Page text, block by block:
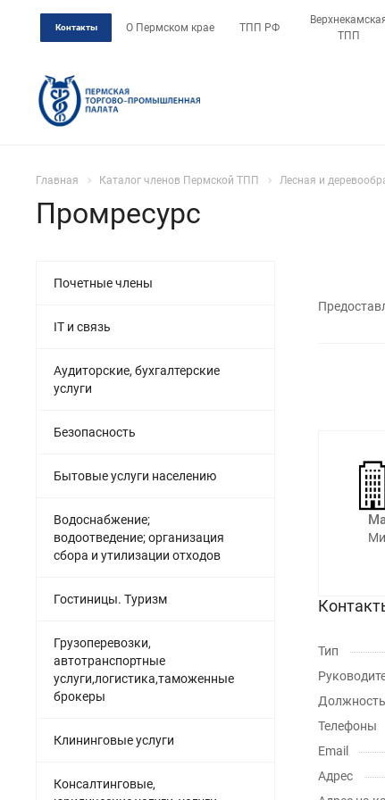
Контакты О Пермском крае ТПП РФ
ТПП
Главная Каталог членов Пермской ТПП Лесная и
Промресурс
Тип
Телефоны
Email
Адрес
Почетные члены
IT и связь
Аудиторские, бухгалтерские
услуги
Безопасность
Бытовые услуги населению
Водоснабжение;
водоотведение; организация
сбора и утилизации отходов
Гостиницы. Туризм
Грузоперевозки,
автотранспортные
услуги,логистика,таможенные
брокеры
Клининговые услуги
Консалтинговые,